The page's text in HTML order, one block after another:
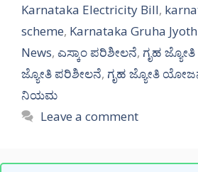
Karnataka Electricity Bill,
scheme, Karnataka Gruha
News, ಎಸ್ಕಾಂ ಪರಿಶೀಲನೆ, ಗೃಹ
ಜ್ಯೋತಿ ಪರಿಶೀಲನೆ, ಗೃಹ ಜ್ಯೋತಿ
ನಿಯಮ
Leave a comment